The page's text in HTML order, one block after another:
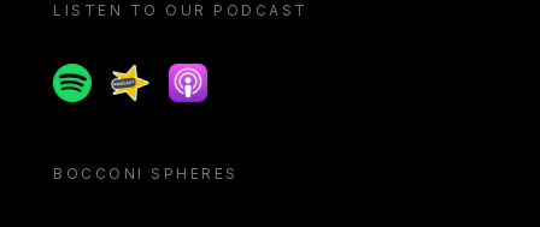
LISTEN TO OUR PODCAST
SpotifySpreakerApple podcast
BOCCONI SPHERES